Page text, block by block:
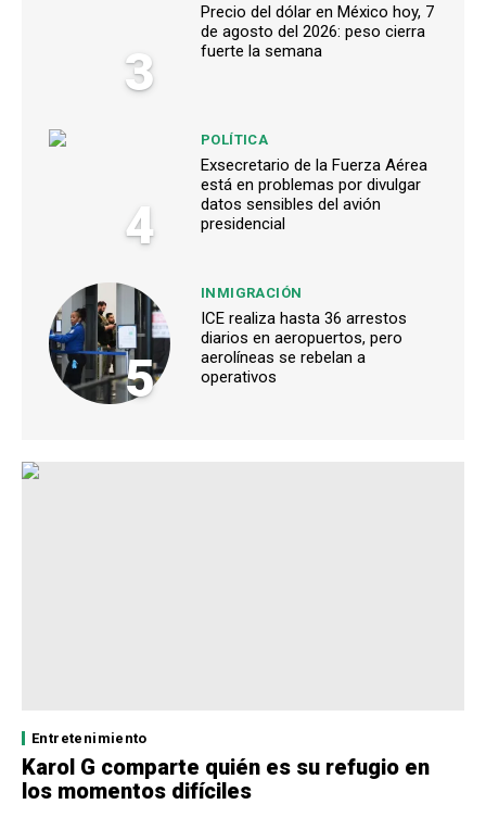
3
Precio del dólar en México hoy, 7
de agosto del 2026: peso cierra
fuerte la semana
4
POLÍTICA
Exsecretario de la Fuerza Aérea
está en problemas por divulgar
datos sensibles del avión
presidencial
5
INMIGRACIÓN
ICE realiza hasta 36 arrestos
diarios en aeropuertos, pero
aerolíneas se rebelan a
operativos
Entretenimiento
Karol G comparte quién es su refugio en
los momentos difíciles